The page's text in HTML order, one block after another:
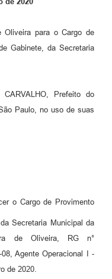
Oliveira para o Cargo de
Gabinete, da Secretaria
Prefeito do
Paulo, no uso de suas
o Cargo de Provimento
Secretaria Municipal da
de Oliveira, RG n°
Agente Operacional I -
de 2020.